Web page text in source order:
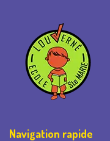
Navigation rapide